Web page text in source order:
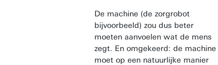
De machine (de zorgrobot
bijvoorbeeld) zou dus beter
moeten aanvoelen wat de mens
zegt. En omgekeerd: de machine
moet op een natuurlijke manier